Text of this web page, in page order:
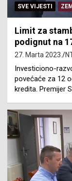
SVE VIJESTI
Limit za
podignut na
27. Marta 2023.
Investiciono-
povećaće za 12
kredita. Premijer